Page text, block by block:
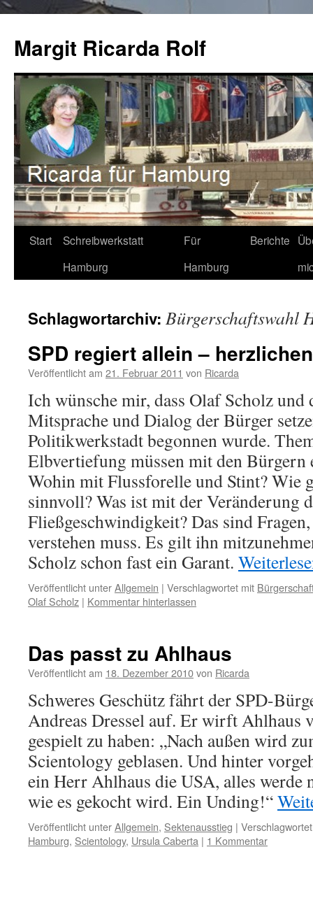
springen
Margit Ricarda Rolf
Start
Schreibwerkstatt
Hamburg
Für
Hamburg
Berichte
Schlagwortarchiv: Bürgerschaftswahl
SPD regiert allein –
Veröffentlicht am 21. Februar 2011 von Ricarda
Ich wünsche mir, dass Olaf Scholz und
Mitsprache und Dialog der Bürger
Politikwerkstadt begonnen wurde.
Elbvertiefung müssen mit den Bürgern
Wohin mit Flussforelle und Stint? Wie
sinnvoll? Was ist mit der Veränderung
Fließgeschwindigkeit? Das sind
verstehen muss. Es gilt ihn
Scholz schon fast ein Garant.
Veröffentlicht unterAllgemein | Verschlagwortet mit
Olaf Scholz | Kommentar hinterlassen
Das passt zu Ahlhaus
Veröffentlicht am 18. Dezember 2010von Ricarda
Schweres Geschütz fährt der SPD-
Andreas Dressel auf. Er wirft Ahlhaus
gespielt zu haben: „Nach außen wird
Scientology geblasen. Und hinter
ein Herr Ahlhaus die USA, alles werde
wie es gekocht wird. Ein Unding!“
Veröffentlicht unterAllgemein, Sektenausstieg |
Hamburg, Scientology, Ursula Caberta | 1 Kommentar